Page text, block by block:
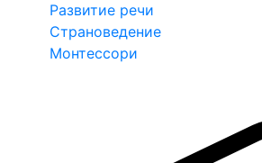
Развитие речи
Страноведение
Монтессори